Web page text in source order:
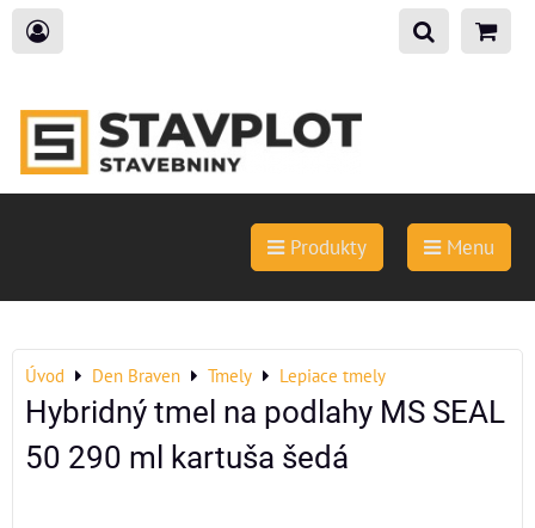
Produkty Menu
Úvod Den Braven Tmely Lepiace tmely
Hybridný tmel na podlahy MS SEAL
50 290 ml kartuša šedá